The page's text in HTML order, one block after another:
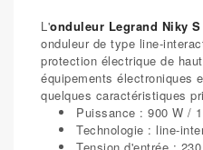
L'onduleur Legrand Niky
onduleur de type line-
protection électrique de
équipements électroniques
quelques caractéristiques
Puissance : 900 W /
Technologie : line-
Tension d'entrée :